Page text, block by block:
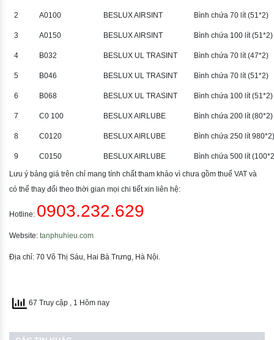
2 A0100 BESLUX AIRSINT Bình chứa 70 lít (51*2)
3 A0150 BESLUX AIRSINT Bình chứa 100 lít (51*2)
4 B032 BESLUX UL TRASINT Bình chứa 70 lít (47*2)
5 B046 BESLUX UL TRASINT Bình chứa 70 lít (51*2)
6 B068 BESLUX UL TRASINT Bình chứa 100 lít (51*2)
7 C0 100 BESLUX AIRLUBE Bình chứa 200 lít (80*2)
8 C0120 BESLUX AIRLUBE Bình chứa 250 lít 980*2)
9 C0150 BESLUX AIRLUBE Bình chứa 500 lít
Lưu ý bảng giá trên chỉ mang tính chất tham khảo vì chưa gồm thuế VAT và
có thể thay đổi theo thời gian mọi chi tiết xin liên hệ:
Hotline: 0903.232.629
Website: tanphuhieu.com
Địa chỉ: 70 Võ Thị Sáu, Hai Bà Trưng, Hà Nội.
67 Truy cập , 1 Hôm nay